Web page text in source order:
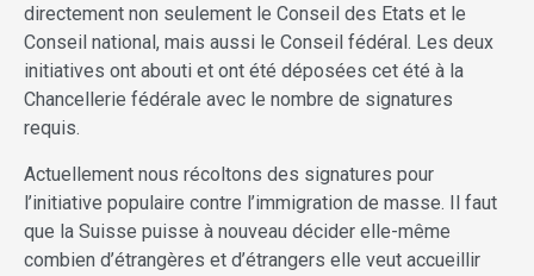
directement non seulement le Conseil des Etats et le
Conseil national, mais aussi le Conseil fédéral. Les deux
initiatives ont abouti et ont été déposées cet été à la
Chancellerie fédérale avec le nombre de signatures
requis.
Actuellement nous récoltons des signatures pour
l’initiative populaire contre l’immigration de masse. Il faut
que la Suisse puisse à nouveau décider elle-même
combien d’étrangères et d’étrangers elle veut accueillir